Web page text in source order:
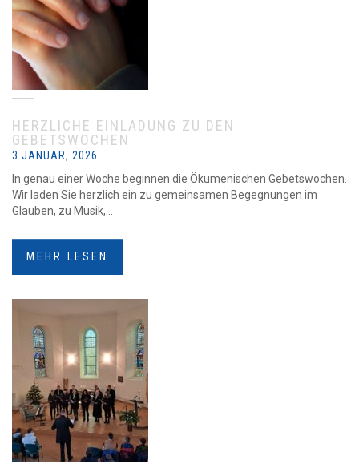
HERZLICHE EINLADUNG ZU DEN
GEBETSWOCHEN
3 JANUAR, 2026
In genau einer Woche beginnen die Ökumenischen Gebetswochen.
Wir laden Sie herzlich ein zu gemeinsamen Begegnungen im
Glauben, zu Musik,...
MEHR LESEN